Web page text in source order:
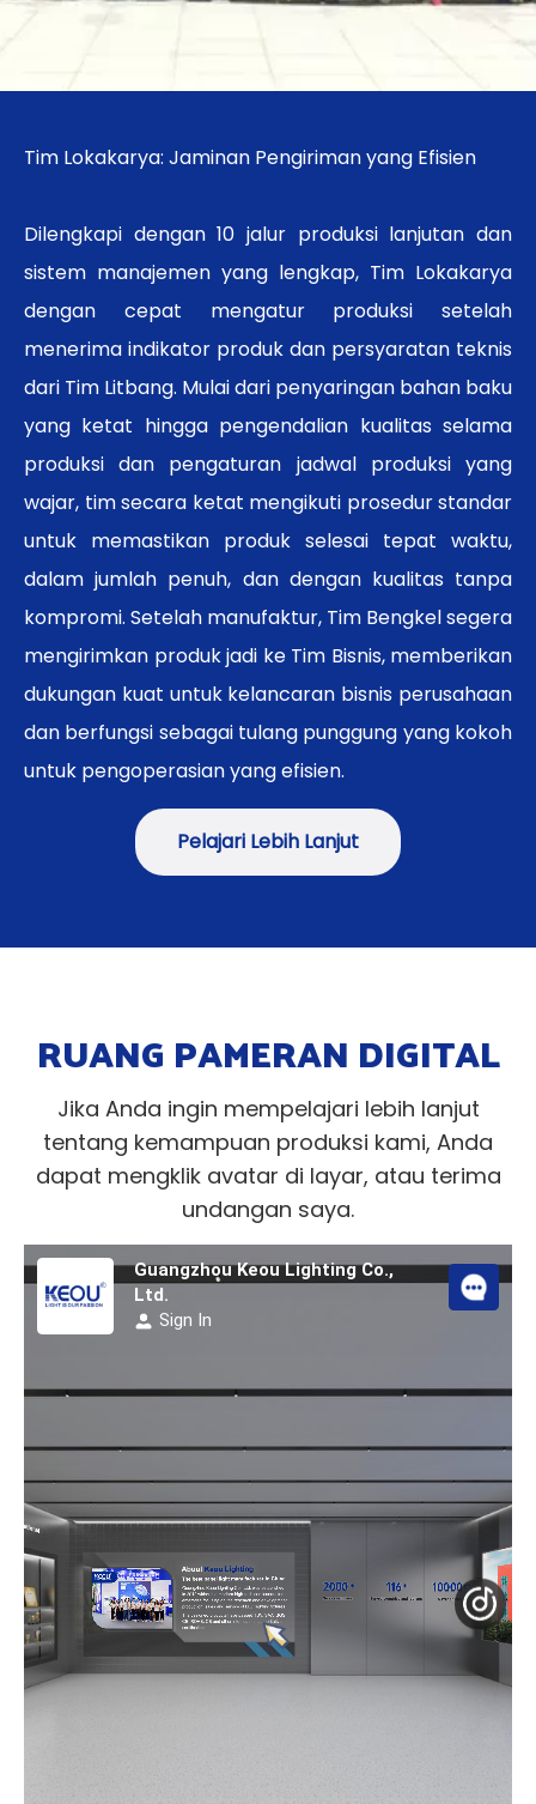
Tim Lokakarya: Jaminan Pengiriman yang Efisien
Dilengkapi dengan 10 jalur produksi lanjutan dan
sistem manajemen yang lengkap, Tim Lokakarya
dengan cepat mengatur produksi setelah
menerima indikator produk dan persyaratan teknis
dari Tim Litbang. Mulai dari penyaringan bahan baku
yang ketat hingga pengendalian kualitas selama
produksi dan pengaturan jadwal produksi yang
wajar, tim secara ketat mengikuti prosedur standar
untuk memastikan produk selesai tepat waktu,
dalam jumlah penuh, dan dengan kualitas tanpa
kompromi. Setelah manufaktur, Tim Bengkel segera
mengirimkan produk jadi ke Tim Bisnis, memberikan
dukungan kuat untuk kelancaran bisnis perusahaan
dan berfungsi sebagai tulang punggung yang kokoh
untuk pengoperasian yang efisien.
Pelajari Lebih Lanjut
RUANG PAMERAN DIGITAL
Jika Anda ingin mempelajari lebih lanjut
tentang kemampuan produksi kami, Anda
dapat mengklik avatar di layar, atau terima
undangan saya.